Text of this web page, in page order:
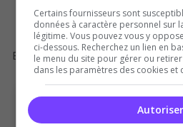
Les jeux du
Explorez d'autres jeux
Certains fournisseurs sont
données à caractère personnel sur
légitime. Vous pouvez vous y
ci-dessous. Recherchez un lien en
le menu du site pour gérer ou
dans les paramètres des cookies et
Autoriser